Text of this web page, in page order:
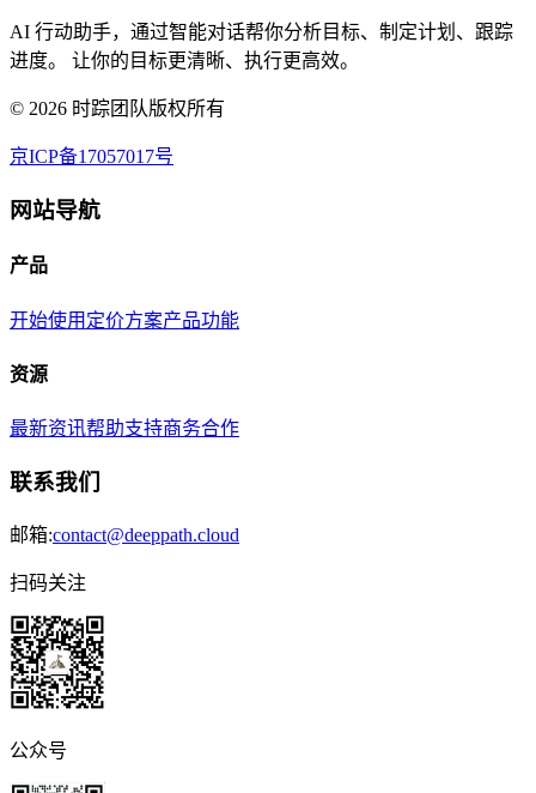
AI 行动助手，通过智能对话帮你分析目标、制定计划、跟踪
进度。 让你的目标更清晰、执行更高效。
© 2026 时踪团队版权所有
京ICP备17057017号
网站导航
产品
开始使用 定价方案产品功能
资源
最新资讯帮助支持商务合作
联系我们
邮箱:contact@deeppath.cloud
扫码关注
公众号